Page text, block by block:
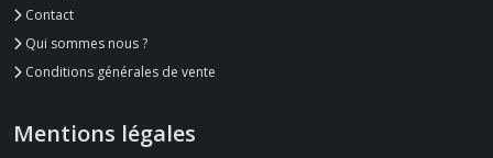
Contact
Qui sommes nous ?
Conditions générales de vente
Mentions légales